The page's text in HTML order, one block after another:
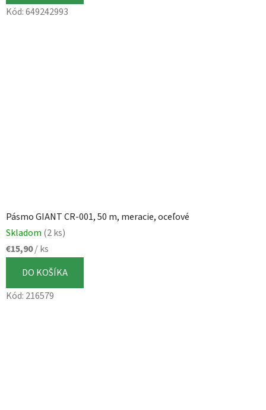
Kód:649242993
Pásmo GIANT CR-001, 50 m, meracie, oceľové
Skladom (2 ks)
€15,90/ ks
DO KOŠÍKA
Kód: 216579